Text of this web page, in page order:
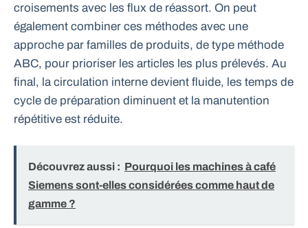
croisements avec les flux de réassort. On peut
également combiner ces méthodes avec une
approche par familles de produits, de type méthode
ABC, pour prioriser les articles les plus prélevés. Au
final, la circulation interne devient fluide, les temps de
cycle de préparation diminuent et la manutention
répétitive est réduite.
Découvrez aussi : Pourquoi les machines à café
Siemens sont-elles considérées comme haut de
gamme ?